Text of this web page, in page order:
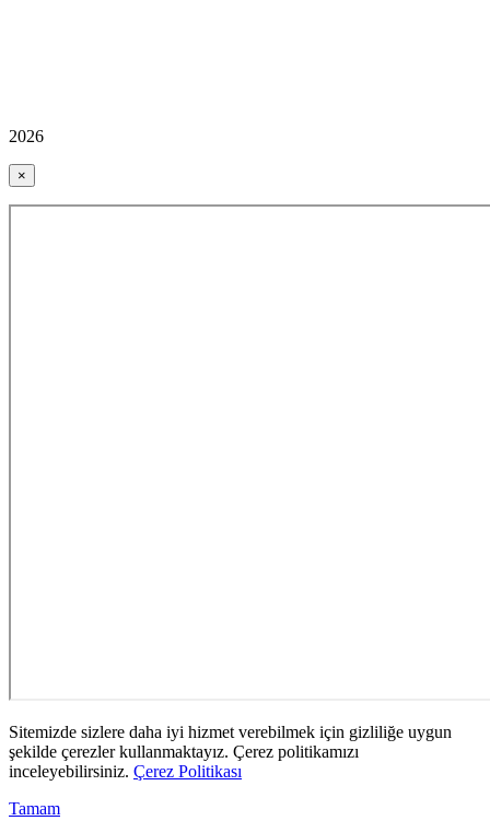
2026
×
Sitemizde sizlere daha iyi hizmet verebilmek için gizliliğe uygun
şekilde çerezler kullanmaktayız. Çerez politikamızı
inceleyebilirsiniz. Çerez Politikası
Tamam